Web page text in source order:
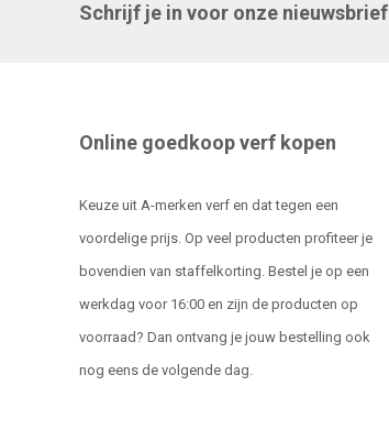
Schrijf je in voor onze nieuwsbrief
Online goedkoop verf kopen
Keuze uit A-merken verf en dat tegen een
voordelige prijs. Op veel producten profiteer je
bovendien van staffelkorting. Bestel je op een
werkdag voor 16:00 en zijn de producten op
voorraad? Dan ontvang je jouw bestelling ook
nog eens de volgende dag.